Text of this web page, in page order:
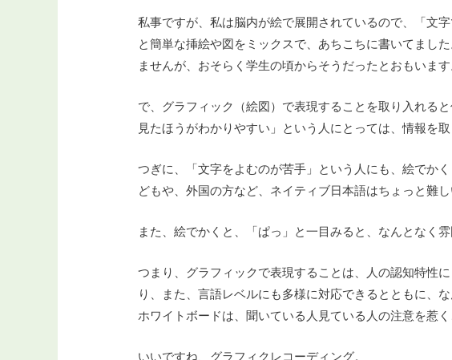
私事ですが、私は脳内が絵で展開されているので、「文
と簡単な挿絵や図をミックスで、あちこちに書いてまし
ませんが、おそらく学生の頃からそうだったとおもいます
で、グラフィック（絵図）で表現することを取り入れる
見たほうがわかりやすい」という人にとっては、情報を
つぎに、「文字をよむのが苦手」という人にも、絵でか
どもや、外国の方など、ネイティブ日本語はちょっと難
また、絵でかくと、「ぱっ」と一目みると、なんとなく雰
つまり、グラフィックで表現することは、人の認知特性
り、また、言語レベルにも多様に対応できるとともに、
ホワイトボードは、聞いている人見ている人の注意を惹く
いいですね、グラフィクレコーディング。